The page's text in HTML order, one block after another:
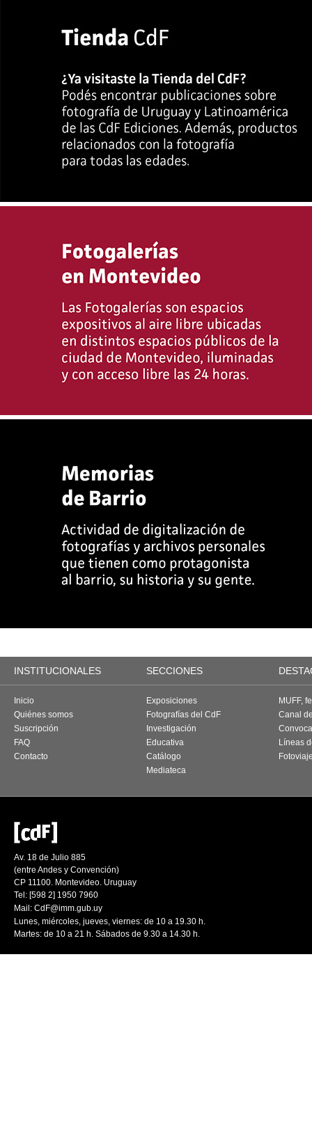
INSTITUCIONALES SECCIONES
Inicio
Quiénes somos
Suscripción
FAQ
Contacto
Exposiciones
Fotografías del CdF
Investigación
Educativa
Catálogo
Mediateca
MUFF,
Canal
Líneas
Av. 18 de Julio 885
(entre Andes y Convención)
CP 11100. Montevideo. Uruguay
Tel: [598 2] 1950 7960
Mail: CdF@imm.gub.uy
Lunes, miércoles, jueves, viernes: de 10 a 19.30 h.
Martes: de 10 a 21 h. Sábados de 9.30 a 14.30 h.